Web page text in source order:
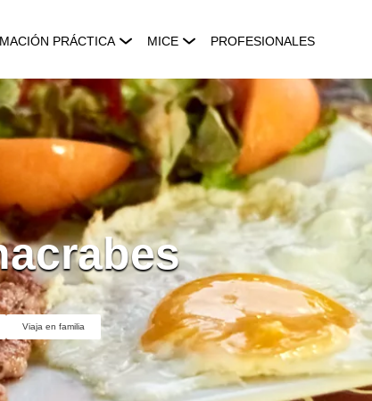
PRÁCTICA MICE PROFESIONALES
Viaja en familia